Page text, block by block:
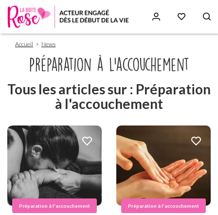
Fil
d'Ariane
Accueil News
Préparation à l'accouchement
Tous les articles sur : Préparation
à l'accouchement
Préparation à l'accouchement Préparation à l'accouchement